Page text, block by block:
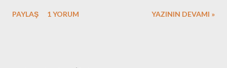
gerekli resmi hazırlıklar. Neredeyse tüm işlemleri kendimiz yaptık.
PAYLAŞ 1 YORUM YAZININ DEVAMI »